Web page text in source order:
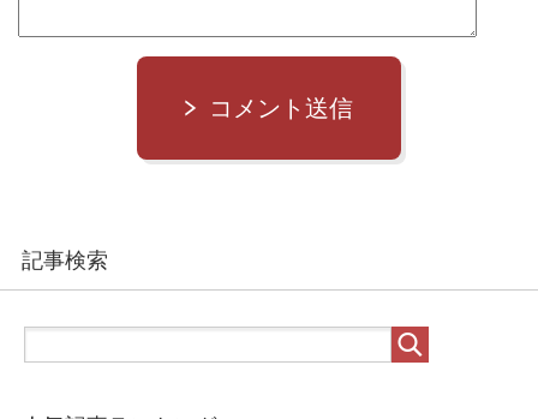
コメント送信
記事検索